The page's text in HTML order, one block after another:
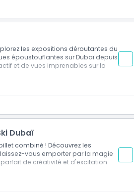
gazeuse ou cocktail sans
les expositions déroutantes du
époustouflantes sur Dubaï depuis
et de vues imprenables sur la
de réflexion
le passé, le présent et l'avenir de
du Cadre de Dubaï
Dubaï
combiné ! Découvrez les
vous emporter par la magie
de créativité et d'excitation